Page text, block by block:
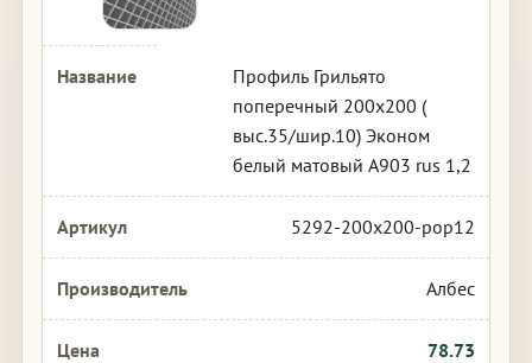
Профиль Грильято
поперечный 200х200 (
выс.35/шир.10) Эконом
белый матовый А903 rus 1,2
5292-200x200-pop12
Албес
78.73